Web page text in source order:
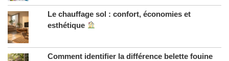
Le chauffage sol : confort, économies et
esthétique
Comment identifier la différence belette fouine